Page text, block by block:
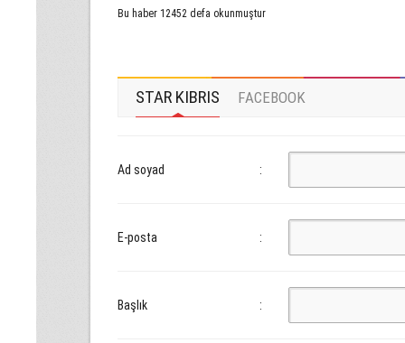
Bu haber 12452 defa okunmuştur
STAR KIBRIS FACEBOOK
Ad soyad :
E-posta :
Başlık :